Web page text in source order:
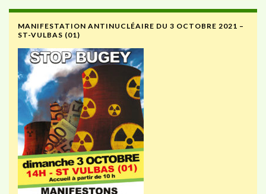
MANIFESTATION ANTINUCLÉAIRE DU 3 OCTOBRE 2021 –
ST-VULBAS (01)